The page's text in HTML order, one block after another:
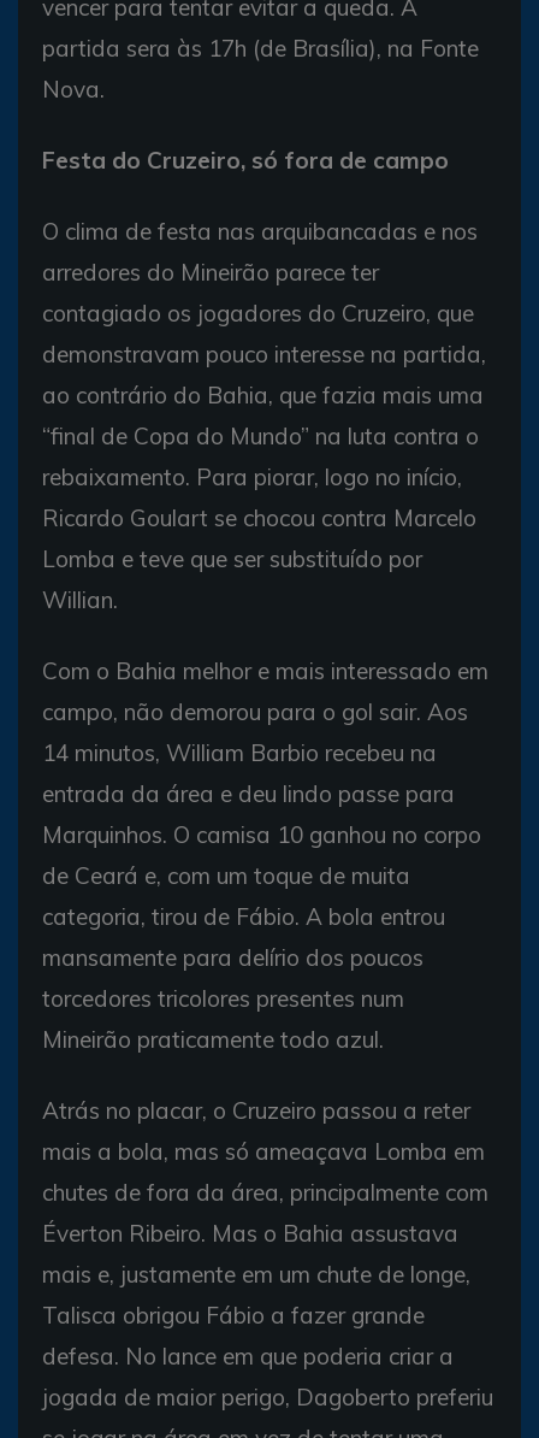
vencer para tentar evitar a queda. A
partida sera às 17h (de Brasília), na Fonte
Nova.
Festa do Cruzeiro, só fora de campo
O clima de festa nas arquibancadas e nos
arredores do Mineirão parece ter
contagiado os jogadores do Cruzeiro, que
demonstravam pouco interesse na partida,
ao contrário do Bahia, que fazia mais uma
“final de Copa do Mundo” na luta contra o
rebaixamento. Para piorar, logo no início,
Ricardo Goulart se chocou contra Marcelo
Lomba e teve que ser substituído por
Willian.
Com o Bahia melhor e mais interessado em
campo, não demorou para o gol sair. Aos
14 minutos, William Barbio recebeu na
entrada da área e deu lindo passe para
Marquinhos. O camisa 10 ganhou no corpo
de Ceará e, com um toque de muita
categoria, tirou de Fábio. A bola entrou
mansamente para delírio dos poucos
torcedores tricolores presentes num
Mineirão praticamente todo azul.
Atrás no placar, o Cruzeiro passou a reter
mais a bola, mas só ameaçava Lomba em
chutes de fora da área, principalmente com
Éverton Ribeiro. Mas o Bahia assustava
mais e, justamente em um chute de longe,
Talisca obrigou Fábio a fazer grande
defesa. No lance em que poderia criar a
jogada de maior perigo, Dagoberto preferiu